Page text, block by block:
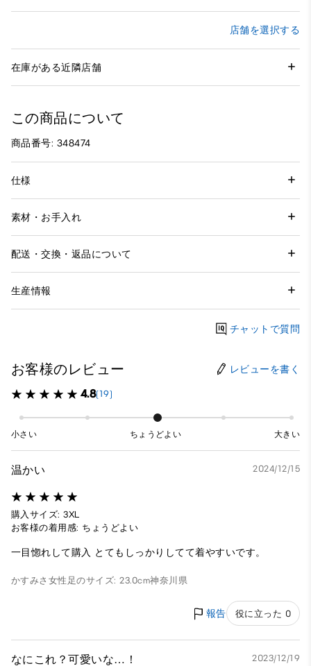
店舗を選択する
在庫がある近隣店舗
この商品について
商品番号: 348474
仕様
素材・お手入れ
配送・交換・返品について
生産情報
チャットで質問
お客様のレビュー レビューを書く
4.8(19)
小さい ちょうどよい 大きい
温かい 2024/12/15
購入サイズ: 3XL
お客様の着用感: ちょうどよい
一目惚れして購入 とてもしっかりしてて着やすいです。
かすみさ 女性 足のサイズ: 23.0cm神奈川県
報告 役に立った 0
なにこれ？可愛いな…！ 2023/12/19